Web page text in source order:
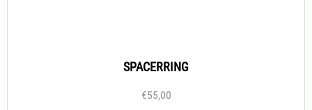
SPACERRING
€55,00